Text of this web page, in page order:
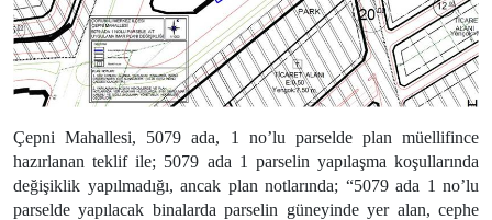
Çepni Mahallesi, 5079 ada, 1 no’lu parselde plan müellifince
hazırlanan teklif ile; 5079 ada 1 parselin yapılaşma koşullarında
değişiklik yapılmadığı, ancak plan notlarında; “5079 ada 1 no’lu
parselde yapılacak binalarda parselin güneyinde yer alan, cephe